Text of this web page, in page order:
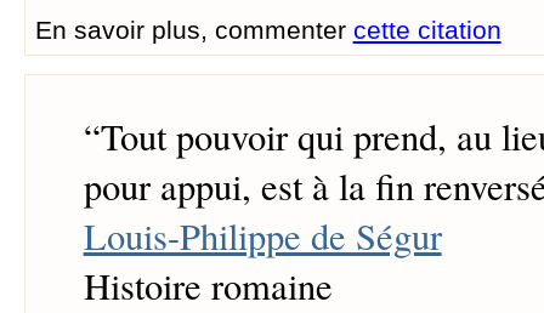
En savoir plus, commenter cette citation
“Tout pouvoir qui prend, au
pour appui, est à la fin
Louis-Philippe de Ségur
Histoire romaine